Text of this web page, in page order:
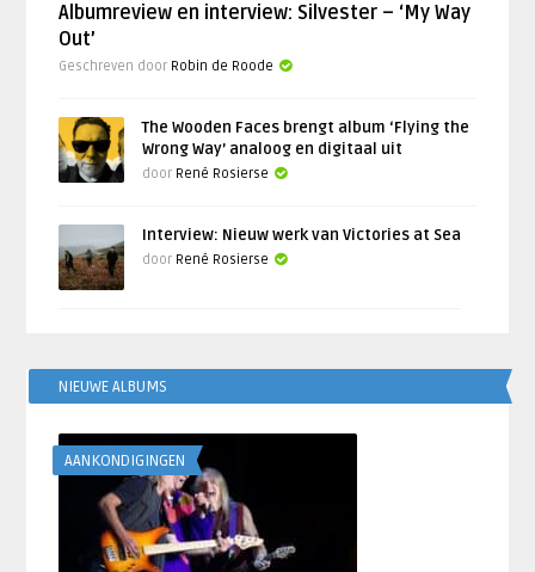
Albumreview en interview: Silvester – ‘My Way
Out’
Geschreven door Robin de Roode
The Wooden Faces brengt album ‘Flying the
Wrong Way’ analoog en digitaal uit
door René Rosierse
Interview: Nieuw werk van Victories at Sea
door René Rosierse
NIEUWE ALBUMS
AANKONDIGINGEN